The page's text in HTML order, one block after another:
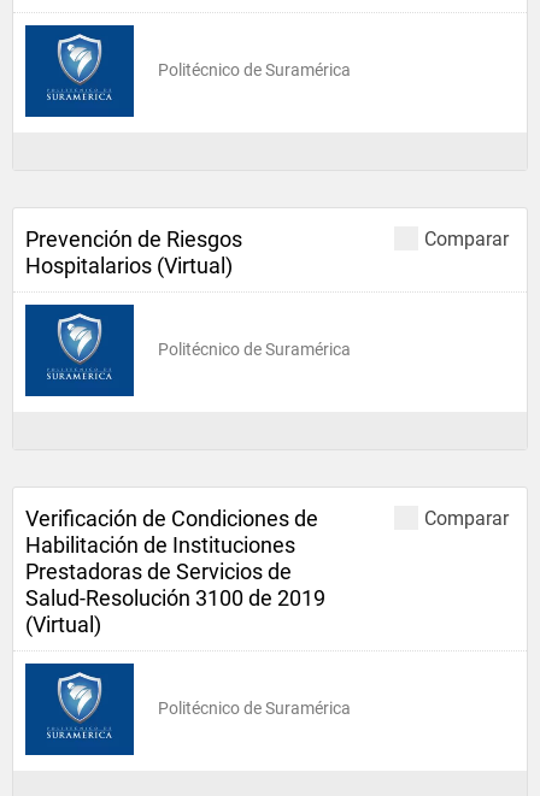
Politécnico de Suramérica
Comparar
Prevención de Riesgos
Hospitalarios (Virtual)
Politécnico de Suramérica
Comparar
Verificación de Condiciones de
Habilitación de Instituciones
Prestadoras de Servicios de
Salud-Resolución 3100 de 2019
(Virtual)
Politécnico de Suramérica